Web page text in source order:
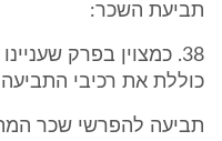
תביעת השכר:
38. כמצוין בפרק
כוללת את רכיבי